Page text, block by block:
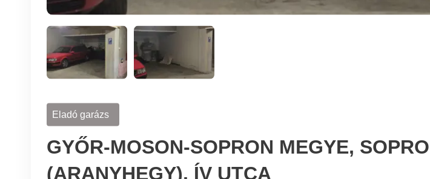
Eladó garázs
GYŐR-MOSON-SOPRON MEGYE,
(ARANYHEGY), ÍV UTCA